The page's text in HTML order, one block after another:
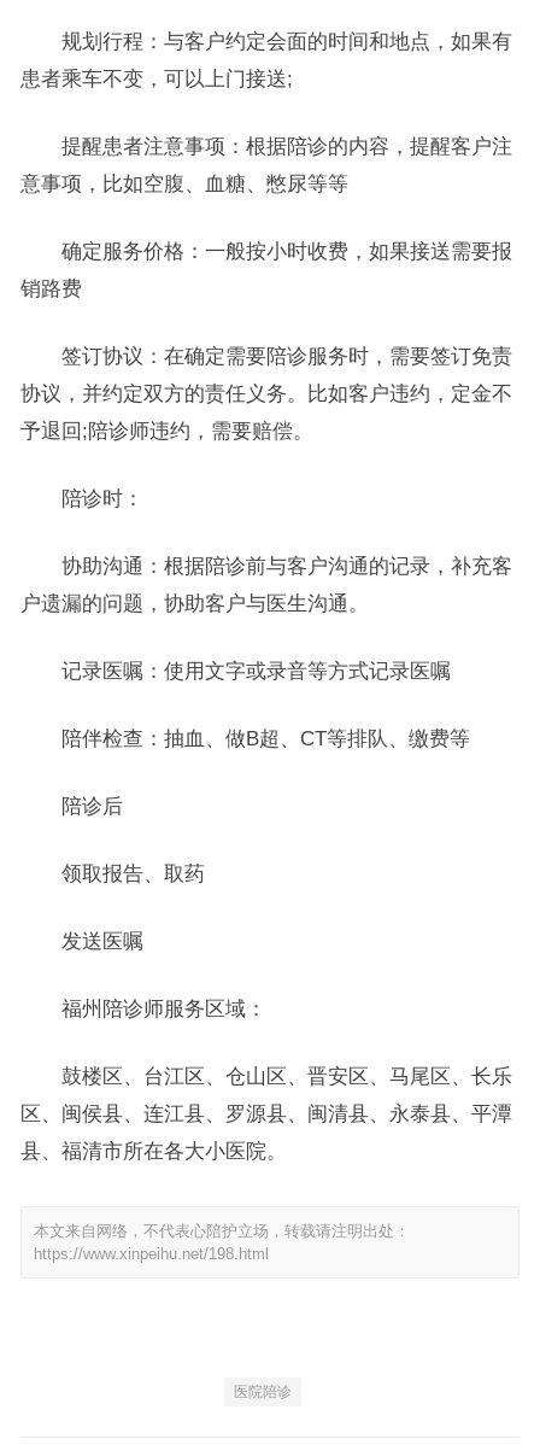
规划行程：与客户约定会面的时间和地点，如果有
患者乘车不变，可以上门接送;
提醒患者注意事项：根据陪诊的内容，提醒客户注
意事项，比如空腹、血糖、憋尿等等
确定服务价格：一般按小时收费，如果接送需要报
销路费
签订协议：在确定需要陪诊服务时，需要签订免责
协议，并约定双方的责任义务。比如客户违约，定金不
予退回;陪诊师违约，需要赔偿。
陪诊时：
协助沟通：根据陪诊前与客户沟通的记录，补充客
户遗漏的问题，协助客户与医生沟通。
记录医嘱：使用文字或录音等方式记录医嘱
陪伴检查：抽血、做B超、CT等排队、缴费等
陪诊后
领取报告、取药
发送医嘱
福州陪诊师服务区域：
鼓楼区、台江区、仓山区、晋安区、马尾区、长乐
区、闽侯县、连江县、罗源县、闽清县、永泰县、平潭
县、福清市所在各大小医院。
本文来自网络，不代表心陪护立场，转载请注明出处：
https://www.xinpeihu.net/198.html
医院陪诊